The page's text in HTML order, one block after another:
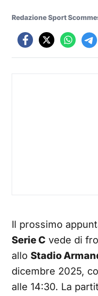
Redazione Sport
Il prossimo
Serie C vede di
allo Stadio
dicembre 2025,
alle 14:30. La